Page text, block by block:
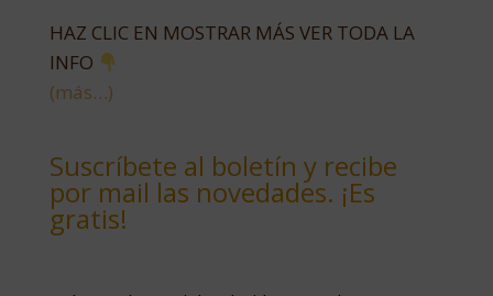
HAZ CLIC EN MOSTRAR MÁS VER TODA LA
INFO
(más…)
Suscríbete al boletín y recibe
por mail las novedades. ¡Es
gratis!